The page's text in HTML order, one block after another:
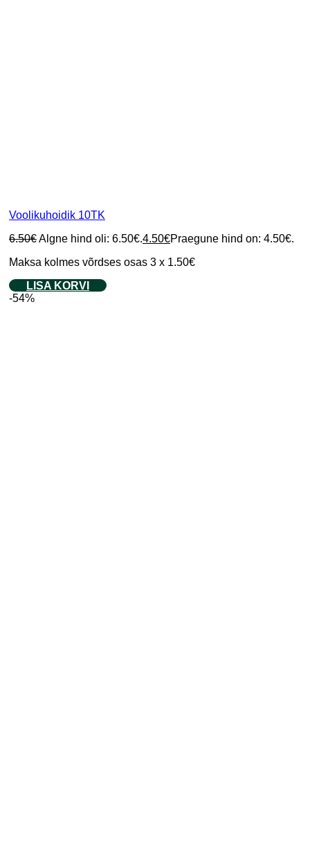
Voolikuhoidik 10TK
6.50€Algne hind oli: 6.50€.4.50€Praegune hind on: 4.50€.
Maksa kolmes võrdses osas 3 x 1.50€
LISA KORVI
-54%